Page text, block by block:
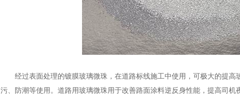
经过表面处理的镀膜玻璃微珠，在道路标线施工中使用，可极大的提高
污、防潮等使用。道路用玻璃微珠用于改善路面涂料逆反身性能，提高司机